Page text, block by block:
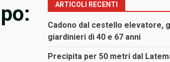
ARTICOLI RECENTI
Cadono dal cestello elevatore,
giardinieri di 40 e 67 anni
Precipita per 50 metri dal